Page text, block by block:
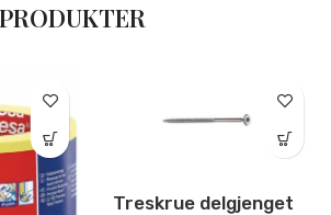
Treskrue delgjenget